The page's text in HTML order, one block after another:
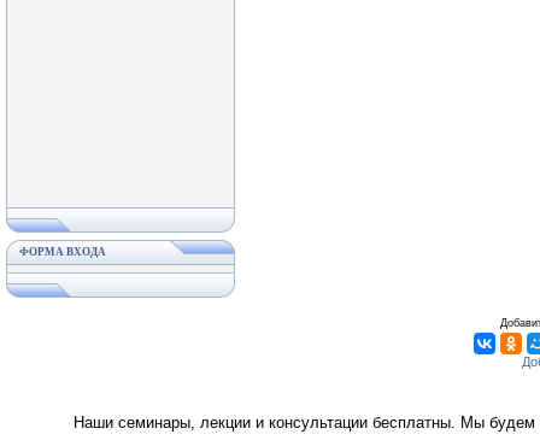
ФОРМА ВХОДА
Наши семинары, лекции и консультации бесплатны. Мы